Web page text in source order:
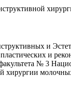
и
и
№ 3
хирургии